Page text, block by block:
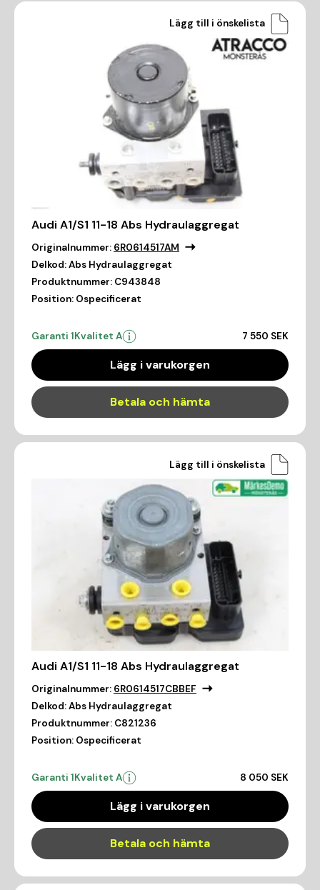
Lägg till i önskelista
Audi A1/S1 11-18 Abs Hydraulaggregat
Originalnummer: 6R0614517AM
Delkod:Abs Hydraulaggregat
Produktnummer: C943848
Position: Ospecificerat
Garanti 1Kvalitet A 7 550 SEK
Lägg i varukorgen
Betala och hämta
Lägg till i önskelista
Audi A1/S1 11-18 Abs Hydraulaggregat
Originalnummer: 6R0614517CBBEF
Delkod:Abs Hydraulaggregat
Produktnummer: C821236
Position: Ospecificerat
Garanti 1Kvalitet A 8 050 SEK
Lägg i varukorgen
Betala och hämta